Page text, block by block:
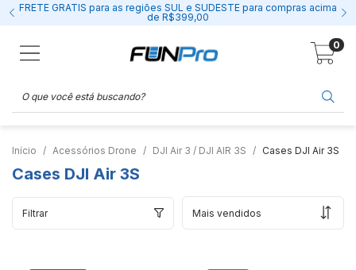
FRETE GRÁTIS para as regiões SUL e SUDESTE para compras acima
de R$399,00
0
Início Acessórios Drone DJI Air 3 / DJI AIR 3S Cases DJI Air 3S
Cases DJI Air 3S
Filtrar